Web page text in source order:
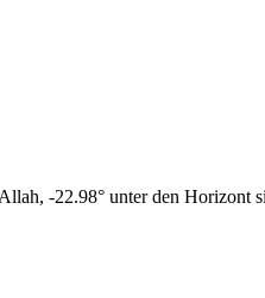
-22.98° unter den